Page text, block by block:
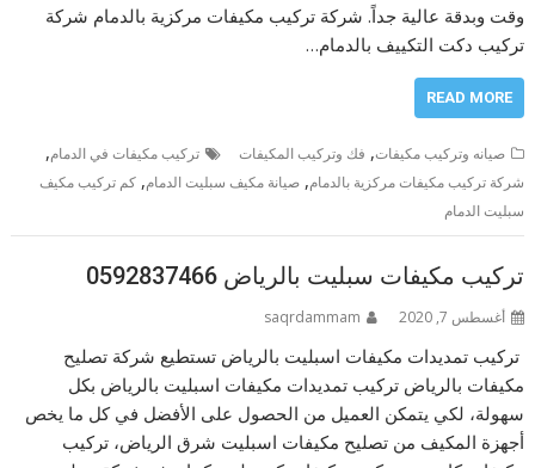
وقت وبدقة عالية جداً. شركة تركيب مكيفات مركزية بالدمام شركة
تركيب دكت التكييف بالدمام…
READ MORE
صيانه وتركيب مكيفات, فك وتركيب المكيفات تركيب مكيفات في الدمام,
شركة تركيب مكيفات مركزية بالدمام,صيانة مكيف سبليت الدمام,كم تركيب مكيف
سبليت الدمام
تركيب مكيفات سبليت بالرياض 0592837466
أغسطس 7, 2020 saqrdammam
تركيب تمديدات مكيفات اسبليت بالرياض تستطيع شركة تصليح
مكيفات بالرياض تركيب تمديدات مكيفات اسبليت بالرياض بكل
سهولة، لكي يتمكن العميل من الحصول على الأفضل في كل ما يخص
أجهزة المكيف من تصليح مكيفات اسبليت شرق الرياض، تركيب